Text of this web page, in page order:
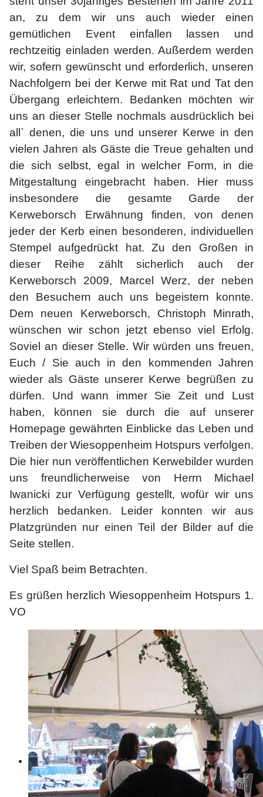
an, zu dem wir uns auch wieder einen
gemütlichen Event einfallen lassen und
rechtzeitig einladen werden. Außerdem werden
wir, sofern gewünscht und erforderlich, unseren
Nachfolgern bei der Kerwe mit Rat und Tat den
Übergang erleichtern. Bedanken möchten wir
uns an dieser Stelle nochmals ausdrücklich bei
all` denen, die uns und unserer Kerwe in den
vielen Jahren als Gäste die Treue gehalten und
die sich selbst, egal in welcher Form, in die
Mitgestaltung eingebracht haben. Hier muss
insbesondere die gesamte Garde der
Kerweborsch Erwähnung finden, von denen
jeder der Kerb einen besonderen, individuellen
Stempel aufgedrückt hat. Zu den Großen in
dieser Reihe zählt sicherlich auch der
Kerweborsch 2009, Marcel Werz, der neben
den Besuchern auch uns begeistern konnte.
Dem neuen Kerweborsch, Christoph Minrath,
wünschen wir schon jetzt ebenso viel Erfolg.
Soviel an dieser Stelle. Wir würden uns freuen,
Euch / Sie auch in den kommenden Jahren
wieder als Gäste unserer Kerwe begrüßen zu
dürfen. Und wann immer Sie Zeit und Lust
haben, können sie durch die auf unserer
Homepage gewährten Einblicke das Leben und
Treiben der Wiesoppenheim Hotspurs verfolgen.
Die hier nun veröffentlichen Kerwebilder wurden
uns freundlicherweise von Herrn Michael
Iwanicki zur Verfügung gestellt, wofür wir uns
herzlich bedanken. Leider konnten wir aus
Platzgründen nur einen Teil der Bilder auf die
Seite stellen.
Viel Spaß beim Betrachten.
Es grüßen herzlich Wiesoppenheim Hotspurs 1.
VO